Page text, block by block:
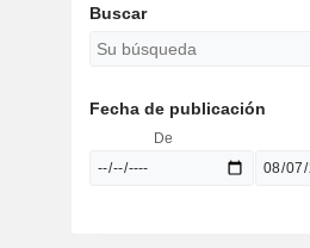
Buscar
Fecha de publicación
De